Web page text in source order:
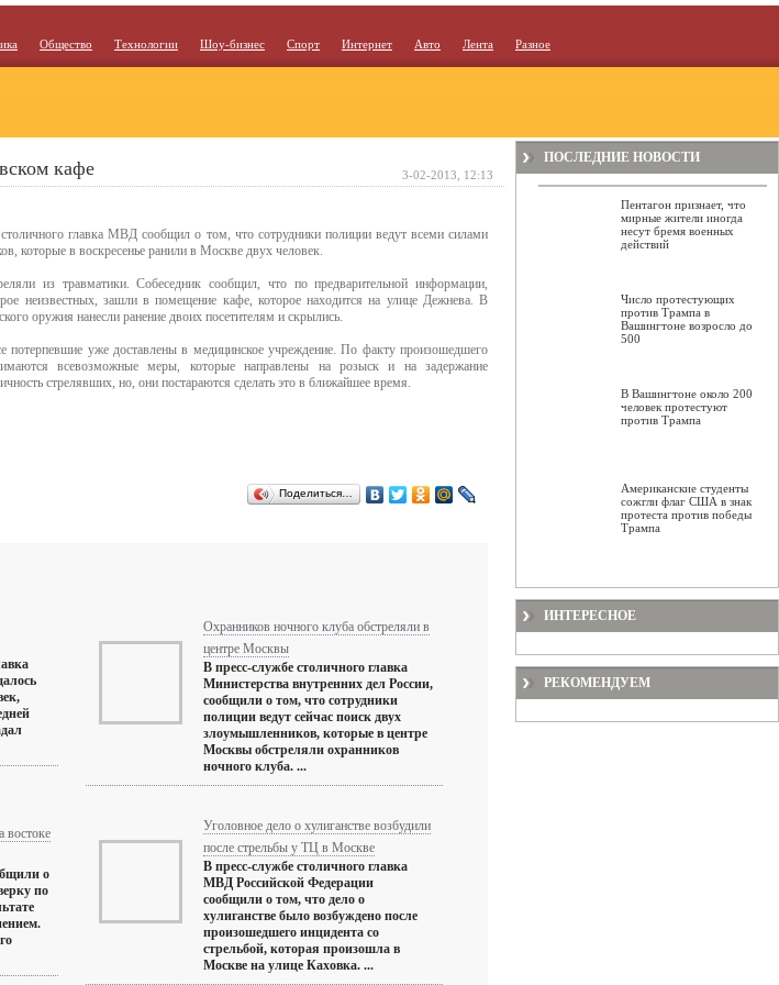
Общество Технологии Шоу-бизнес Спорт Интернет Авто Лента Разное
кафе
главка МВД сообщил о том, что сотрудники полиции ведут всеми силами
которые в воскресенье ранили в Москве двух человек.
из травматики. Собеседник сообщил, что по предварительной информации,
неизвестных, зашли в помещение кафе, которое находится на улице Дежнева. В
оружия нанесли ранение двоих посетителям и скрылись.
потерпевшие уже доставлены в медицинское учреждение. По факту произошедшего
всевозможные меры, которые направлены на розыск и на задержание
стрелявших, но, они постараются сделать это в ближайшее время.
Поделиться…
Охранников ночного клуба обстреляли в
центре Москвы
В пресс-службе столичного главка
Министерства внутренних дел России,
сообщили о том, что сотрудники
полиции ведут сейчас поиск двух
злоумышленников, которые в центре
Москвы обстреляли охранников
ночного клуба. ...
востоке
о
по
Уголовное дело о хулиганстве возбудили
после стрельбы у ТЦ в Москве
В пресс-службе столичного главка
МВД Российской Федерации
сообщили о том, что дело о
хулиганстве было возбуждено после
произошедшего инцидента со
стрельбой, которая произошла в
Москве на улице Каховка. ...
3-02-2013, 12:13
ПОСЛЕДНИЕ НОВОСТИ
Пентагон признает, что
мирные жители иногда
несут бремя военных
действий
Число протестующих
против Трампа в
Вашингтоне возросло до
500
В Вашингтоне около 200
человек протестуют
против Трампа
Американские студенты
сожгли флаг США в знак
протеста против победы
Трампа
ИНТЕРЕСНОЕ
РЕКОМЕНДУЕМ